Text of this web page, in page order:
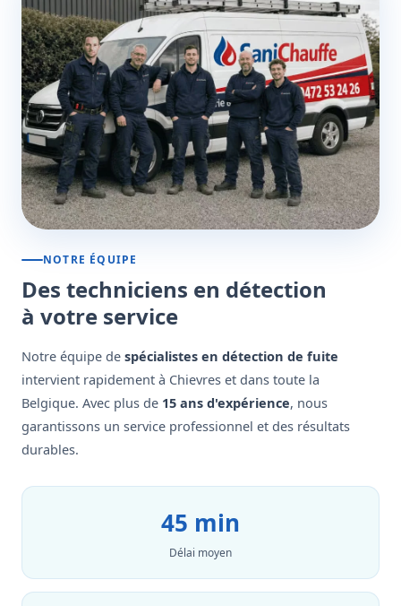
NOTRE ÉQUIPE
Des techniciens en détection
à votre service
Notre équipe de spécialistes en détection de fuite
intervient rapidement à Chievres et dans toute la
Belgique. Avec plus de 15 ans d'expérience, nous
garantissons un service professionnel et des résultats
durables.
45 min
Délai moyen